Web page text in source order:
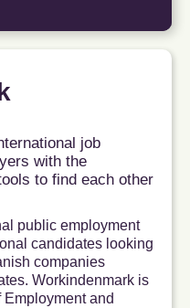
job
with the
to find each other
public employment
candidates looking
companies
Workindenmark is
and